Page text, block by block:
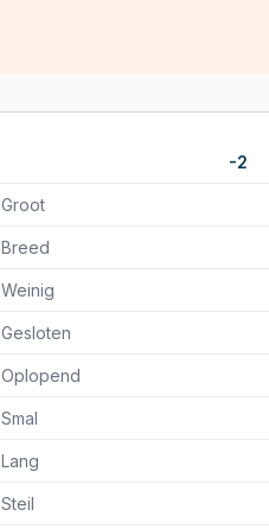
-2
Groot
Breed
Weinig
Gesloten
Oplopend
Smal
Lang
Steil